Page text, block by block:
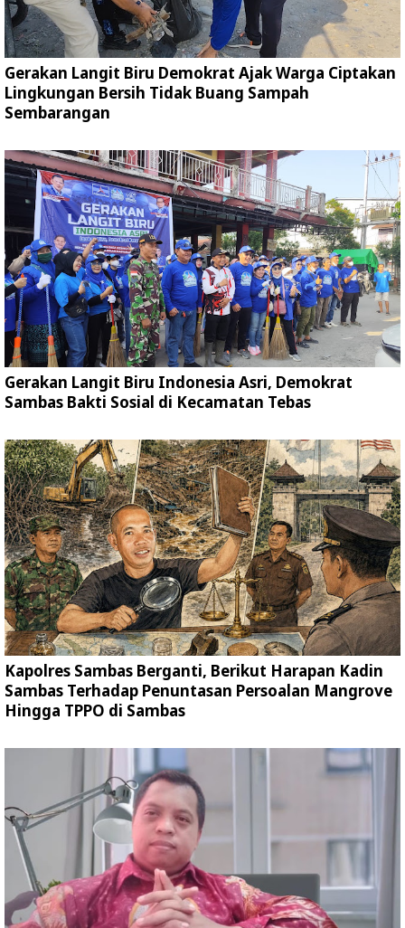
Gerakan Langit Biru Demokrat Ajak Warga Ciptakan
Lingkungan Bersih Tidak Buang Sampah
Sembarangan
Gerakan Langit Biru Indonesia Asri, Demokrat
Sambas Bakti Sosial di Kecamatan Tebas
Kapolres Sambas Berganti, Berikut Harapan Kadin
Sambas Terhadap Penuntasan Persoalan Mangrove
Hingga TPPO di Sambas